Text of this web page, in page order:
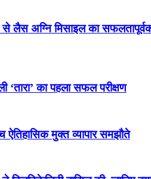
लैस अग्नि मिसाइल का
‘तारा’ का पहला सफल परीक्षण
मुक्त व्यापार समझौते